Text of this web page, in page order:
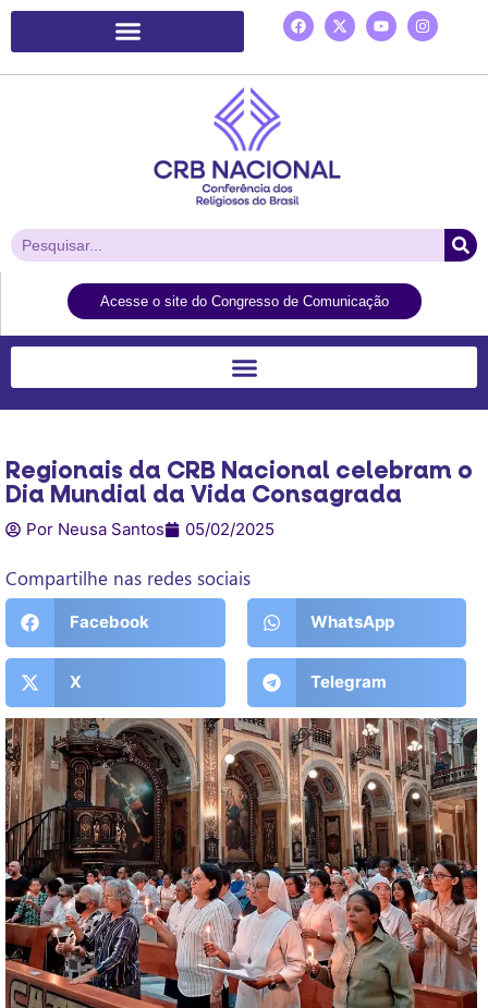
Acesse o site do Congresso de Comunicação
Regionais da CRB Nacional celebram o
Dia Mundial da Vida Consagrada
Por Neusa Santos 05/02/2025
Compartilhe nas redes sociais
Facebook WhatsApp
X Telegram